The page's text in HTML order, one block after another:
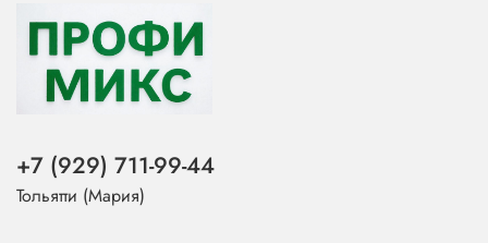
+7 (929) 711-99-44
Тольятти (Мария)